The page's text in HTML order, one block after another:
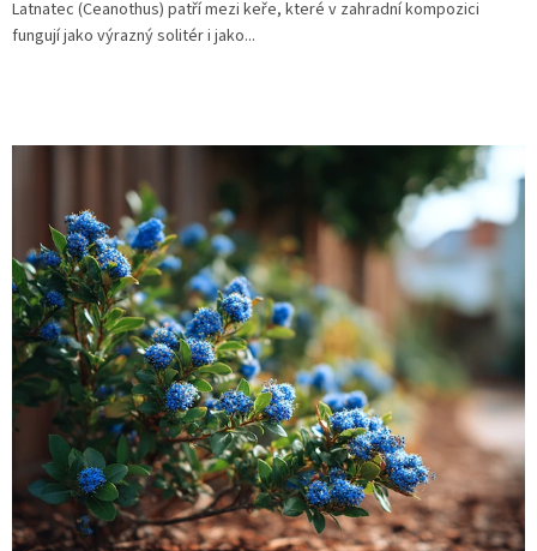
Latnatec (Ceanothus) patří mezi keře, které v zahradní kompozici
fungují jako výrazný solitér i jako...